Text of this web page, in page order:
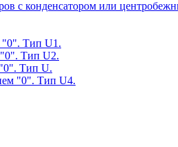
с конденсатором или
"0". Тип U1.
"0". Тип U2.
Тип U.
"0". Тип U4.